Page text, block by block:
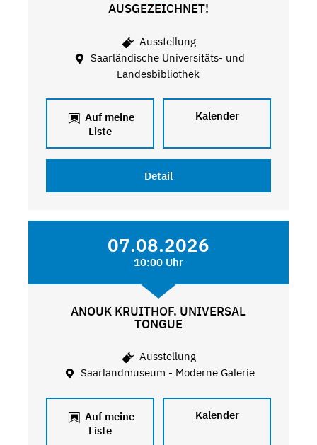
AUSGEZEICHNET!
Ausstellung
Saarländische Universitäts- und
Landesbibliothek
Auf meine
Liste
Kalender
Detail
07.08.2026
10:00 Uhr
ANOUK KRUITHOF. UNIVERSAL
TONGUE
Ausstellung
Saarlandmuseum - Moderne Galerie
Auf meine
Liste
Kalender